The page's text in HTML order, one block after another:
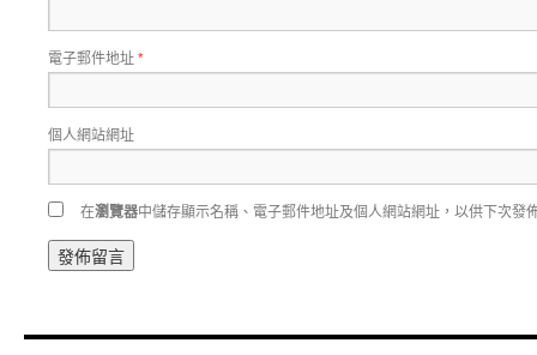
電子郵件地址*
個人網站網址
在瀏覽器中儲存顯示名稱、電子郵件地址及個人網站網址，以供下次發